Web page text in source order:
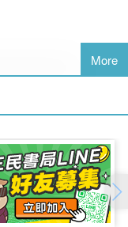
More